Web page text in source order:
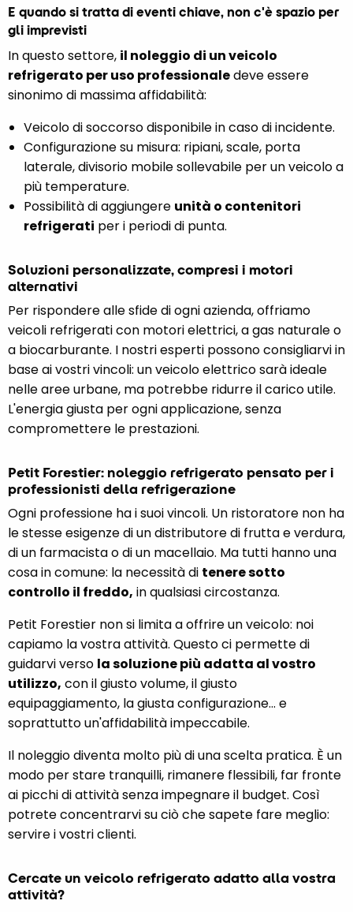
E quando si tratta di eventi chiave, non c'è spazio per
gli imprevisti
In questo settore, il noleggio di un veicolo
refrigerato per uso professionaledeve essere
sinonimo di massima affidabilità:
Veicolo di soccorso disponibile in caso di incidente.
Configurazione su misura: ripiani, scale, porta
laterale, divisorio mobile sollevabile per un veicolo a
più temperature.
Possibilità di aggiungere unità o contenitori
refrigerati per i periodi di punta.
Soluzioni personalizzate, compresi i motori
alternativi
Per rispondere alle sfide di ogni azienda, offriamo
veicoli refrigerati con motori elettrici, a gas naturale o
a biocarburante. I nostri esperti possono consigliarvi in
base ai vostri vincoli: un veicolo elettrico sarà ideale
nelle aree urbane, ma potrebbe ridurre il carico utile.
L'energia giusta per ogni applicazione, senza
compromettere le prestazioni.
Petit Forestier: noleggio refrigerato pensato per i
professionisti della refrigerazione
Ogni professione ha i suoi vincoli. Un ristoratore non ha
le stesse esigenze di un distributore di frutta e verdura,
di un farmacista o di un macellaio. Ma tutti hanno una
cosa in comune: la necessità di tenere sotto
controllo il freddo, in qualsiasi circostanza.
Petit Forestier non si limita a offrire un veicolo: noi
capiamo la vostra attività. Questo ci permette di
guidarvi verso la soluzione più adatta al vostro
utilizzo, con il giusto volume, il giusto
equipaggiamento, la giusta configurazione... e
soprattutto un'affidabilità impeccabile.
Il noleggio diventa molto più di una scelta pratica. È un
modo per stare tranquilli, rimanere flessibili, far fronte
ai picchi di attività senza impegnare il budget. Così
potrete concentrarvi su ciò che sapete fare meglio:
servire i vostri clienti.
Cercate un veicolo refrigerato adatto alla vostra
attività?